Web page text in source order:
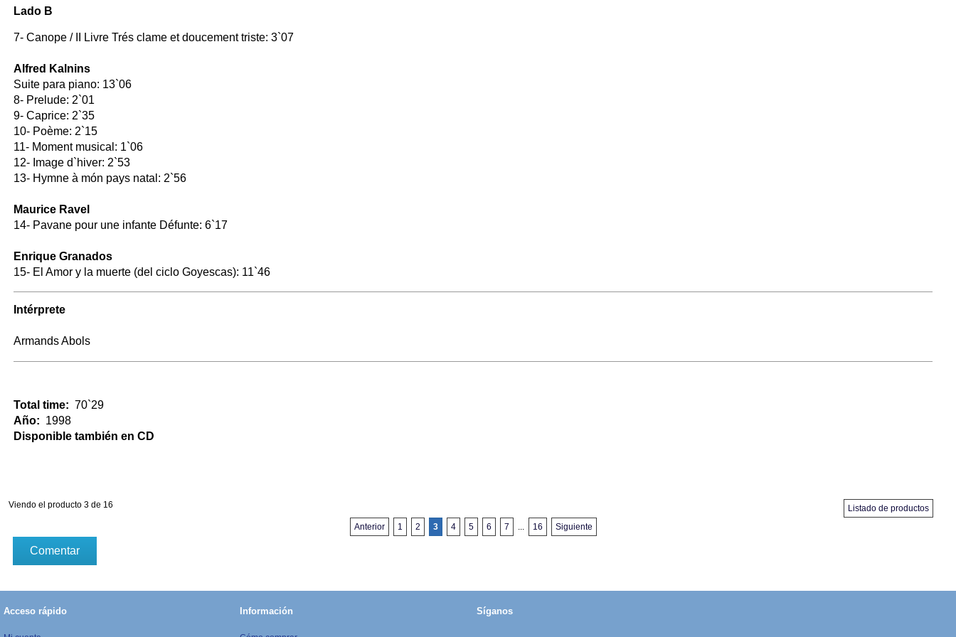
Lado B
7- Canope / II Livre Trés clame et doucement triste: 3`07
Alfred Kalnins
Suite para piano: 13`06
8- Prelude: 2`01
9- Caprice: 2`35
10- Poème: 2`15
11- Moment musical: 1`06
12- Image d`hiver: 2`53
13- Hymne à món pays natal: 2`56
Maurice Ravel
14- Pavane pour une infante Défunte: 6`17
Enrique Granados
15- El Amor y la muerte (del ciclo Goyescas): 11`46
Intérprete
Armands Abols
Total time: 70`29
Año: 1998
Disponible también en CD
Viendo el producto 3 de 16
Listado de productos
Anterior
1 2 3 4 5 6 7 16 Siguiente
Comentar
Acceso rápido Información Síganos